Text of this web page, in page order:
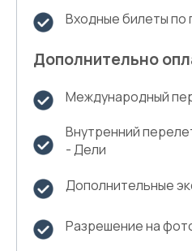
Входные билеты по
Дополнительно
Международный
Внутренний
- Дели
Дополнительные
Разрешение на